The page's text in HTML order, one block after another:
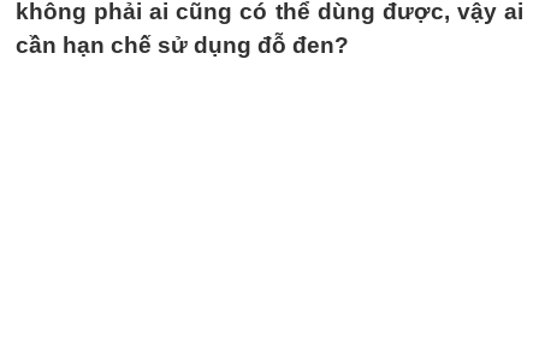
không phải ai cũng có thể dùng được, vậy ai
cần hạn chế sử dụng đỗ đen?